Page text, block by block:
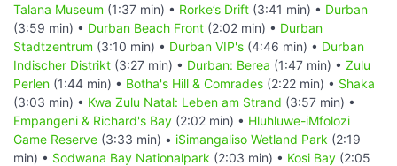
Talana Museum (1:37 min) • Rorke’s Drift (3:41 min) • Durban
(3:59 min) • Durban Beach Front (2:02 min) • Durban
Stadtzentrum (3:10 min) • Durban VIP's (4:46 min) • Durban
Indischer Distrikt (3:27 min) • Durban: Berea (1:47 min) • Zulu
Perlen (1:44 min) • Botha's Hill & Comrades (2:22 min) • Shaka
(3:03 min) • Kwa Zulu Natal: Leben am Strand (3:57 min) •
Empangeni & Richard's Bay (2:02 min) • Hluhluwe-iMfolozi
Game Reserve (3:33 min) • iSimangaliso Wetland Park (2:19
min) • Sodwana Bay Nationalpark (2:03 min) • Kosi Bay (2:05